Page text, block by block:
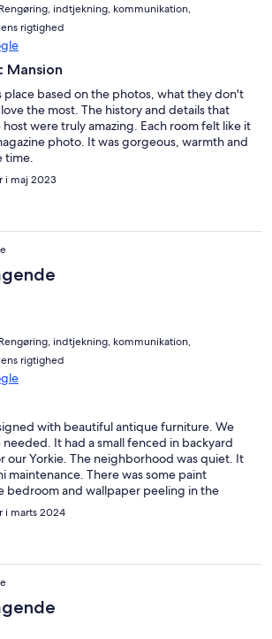
indtjekning, kommunikation,
rigtighed
Mansion
place based on the photos, what they don't
the most. The history and details that
were truly amazing. Each room felt like it
photo. It was gorgeous, warmth and
time.
i maj 2023
indtjekning, kommunikation,
rigtighed
with beautiful antique furniture. We
It had a small fenced in backyard
our Yorkie. The neighborhood was quiet. It
maintenance. There was some paint
bedroom and wallpaper peeling in the
But excluding that it is a beautiful
i marts 2024